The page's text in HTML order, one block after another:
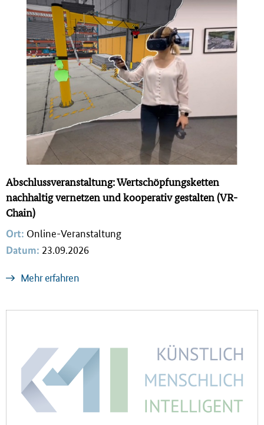
Abschlussveranstaltung: Wertschöpfungsketten
nachhaltig vernetzen und kooperativ gestalten (VR-
Chain)
Ort: Online-Veranstaltung
Datum: 23.09.2026
Mehr erfahren